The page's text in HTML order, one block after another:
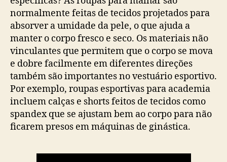
normalmente feitas de tecidos projetados para
absorver a umidade da pele, o que ajuda a
manter o corpo fresco e seco. Os materiais não
vinculantes que permitem que o corpo se mova
e dobre facilmente em diferentes direções
também são importantes no vestuário esportivo.
Por exemplo, roupas esportivas para academia
incluem calças e shorts feitos de tecidos como
spandex que se ajustam bem ao corpo para não
ficarem presos em máquinas de ginástica.